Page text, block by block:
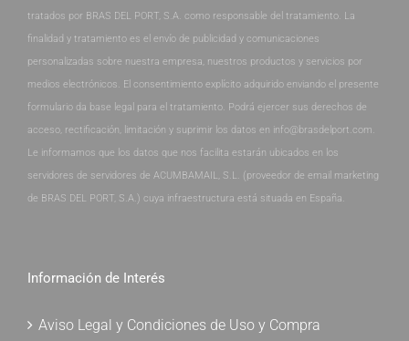
tratados por BRAS DEL PORT, S.A. como responsable del tratamiento. La
finalidad y tratamiento es el envío de publicidad y comunicaciones
personalizadas sobre nuestra empresa, nuestros productos y servicios por
medios electrónicos. El consentimiento explícito adquirido enviando el presente
formulario da base legal para el tratamiento. Podrá ejercer sus derechos de
acceso, rectificación, limitación y suprimir los datos en info@brasdelport.com.
Le informamos que los datos que nos facilita estarán ubicados en los
servidores de servidores de ACUMBAMAIL, S.L. (proveedor de email marketing
de BRAS DEL PORT, S.A.) cuya infraestructura está situada en España.
Información de Interés
Aviso Legal y Condiciones de Uso y Compra